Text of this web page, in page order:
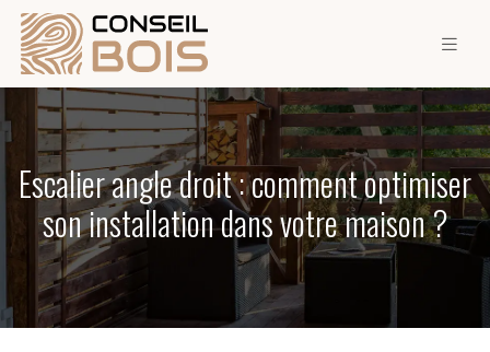
Escalier angle droit : comment optimiser
son installation dans votre maison ?